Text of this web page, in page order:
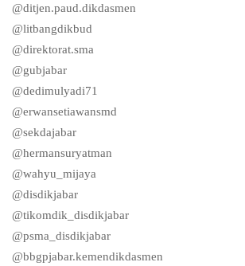
@ditjen.paud.dikdasmen
@litbangdikbud
@direktorat.sma
@gubjabar
@dedimulyadi71
@erwansetiawansmd
@sekdajabar
@hermansuryatman
@wahyu_mijaya
@disdikjabar
@tikomdik_disdikjabar
@psma_disdikjabar
@bbgpjabar.kemendikdasmen